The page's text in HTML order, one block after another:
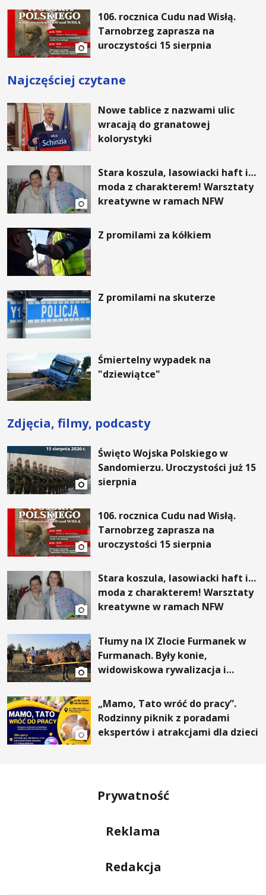
106. rocznica Cudu nad Wisłą.
Tarnobrzeg zaprasza na
uroczystości 15 sierpnia
Najczęściej czytane
Nowe tablice z nazwami ulic
wracają do granatowej
kolorystyki
Stara koszula, lasowiacki haft i…
moda z charakterem! Warsztaty
kreatywne w ramach NFW
Z promilami za kółkiem
Z promilami na skuterze
Śmiertelny wypadek na
"dziewiątce"
Zdjęcia, filmy, podcasty
Święto Wojska Polskiego w
Sandomierzu. Uroczystości już 15
sierpnia
106. rocznica Cudu nad Wisłą.
Tarnobrzeg zaprasza na
uroczystości 15 sierpnia
Stara koszula, lasowiacki haft i…
moda z charakterem! Warsztaty
kreatywne w ramach NFW
Tłumy na IX Zlocie Furmanek w
Furmanach. Były konie,
widowiskowa rywalizacja i
„Mamo, Tato wróć do pracy”.
Rodzinny piknik z poradami
ekspertów i atrakcjami dla dzieci
Prywatność
Reklama
Redakcja